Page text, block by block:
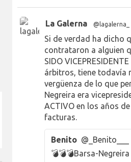
La Galerna @lagalerna_
Si de verdad ha dicho
contrataron a alguien
SIDO
árbitros, tiene todavía
vergüenza de lo que
Negreira era
ACTIVO en los años
facturas.
Benito @_Benito___
💣💣💣Barsa-Negreira